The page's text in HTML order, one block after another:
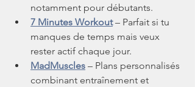
notamment pour débutants.
7 Minutes Workout – Parfait si tu
manques de temps mais veux
rester actif chaque jour.
MadMuscles – Plans personnalisés
combinant entraînement et